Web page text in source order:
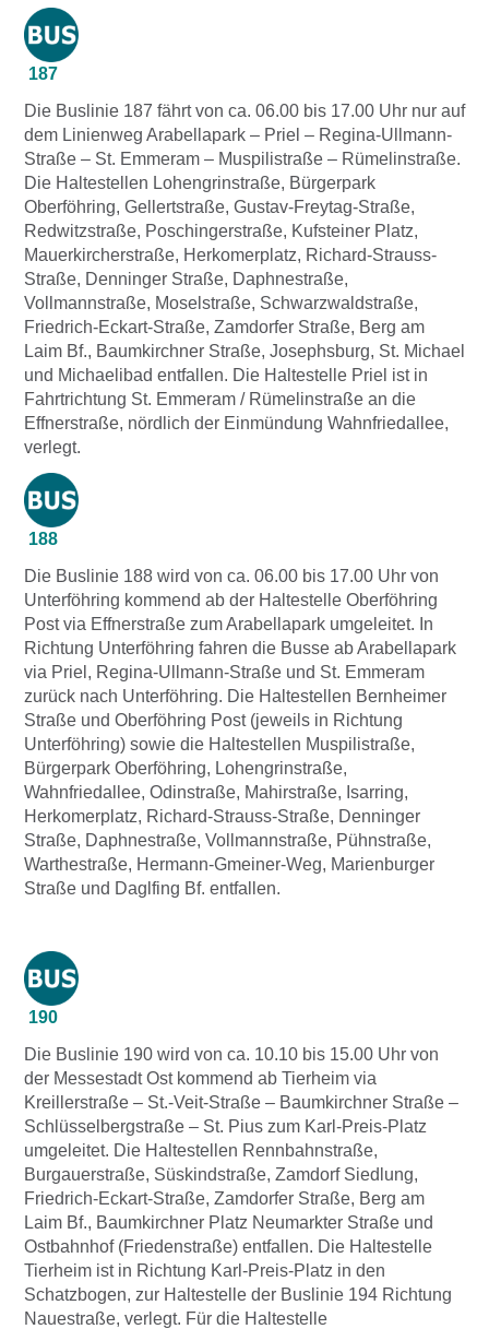
187
Die Buslinie 187 fährt von ca. 06.00 bis 17.00 Uhr nur auf
dem Linienweg Arabellapark – Priel – Regina-Ullmann-
Straße – St. Emmeram – Muspilistraße – Rümelinstraße.
Die Haltestellen Lohengrinstraße, Bürgerpark
Oberföhring, Gellertstraße, Gustav-Freytag-Straße,
Redwitzstraße, Poschingerstraße, Kufsteiner Platz,
Mauerkircherstraße, Herkomerplatz, Richard-Strauss-
Straße, Denninger Straße, Daphnestraße,
Vollmannstraße, Moselstraße, Schwarzwaldstraße,
Friedrich-Eckart-Straße, Zamdorfer Straße, Berg am
Laim Bf., Baumkirchner Straße, Josephsburg, St. Michael
und Michaelibad entfallen. Die Haltestelle Priel ist in
Fahrtrichtung St. Emmeram / Rümelinstraße an die
Effnerstraße, nördlich der Einmündung Wahnfriedallee,
verlegt.
188
Die Buslinie 188 wird von ca. 06.00 bis 17.00 Uhr von
Unterföhring kommend ab der Haltestelle Oberföhring
Post via Effnerstraße zum Arabellapark umgeleitet. In
Richtung Unterföhring fahren die Busse ab Arabellapark
via Priel, Regina-Ullmann-Straße und St. Emmeram
zurück nach Unterföhring. Die Haltestellen Bernheimer
Straße und Oberföhring Post (jeweils in Richtung
Unterföhring) sowie die Haltestellen Muspilistraße,
Bürgerpark Oberföhring, Lohengrinstraße,
Wahnfriedallee, Odinstraße, Mahirstraße, Isarring,
Herkomerplatz, Richard-Strauss-Straße, Denninger
Straße, Daphnestraße, Vollmannstraße, Pühnstraße,
Warthestraße, Hermann-Gmeiner-Weg, Marienburger
Straße und Daglfing Bf. entfallen.
190
Die Buslinie 190 wird von ca. 10.10 bis 15.00 Uhr von
der Messestadt Ost kommend ab Tierheim via
Kreillerstraße – St.-Veit-Straße – Baumkirchner Straße –
Schlüsselbergstraße – St. Pius zum Karl-Preis-Platz
umgeleitet. Die Haltestellen Rennbahnstraße,
Burgauerstraße, Süskindstraße, Zamdorf Siedlung,
Friedrich-Eckart-Straße, Zamdorfer Straße, Berg am
Laim Bf., Baumkirchner Platz Neumarkter Straße und
Ostbahnhof (Friedenstraße) entfallen. Die Haltestelle
Tierheim ist in Richtung Karl-Preis-Platz in den
Schatzbogen, zur Haltestelle der Buslinie 194 Richtung
Nauestraße, verlegt. Für die Haltestelle